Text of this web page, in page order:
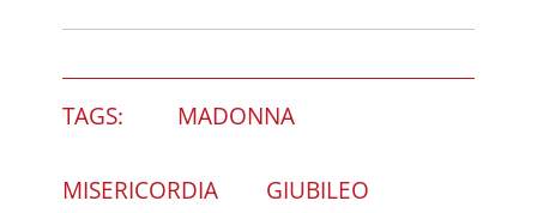
TAGS: MADONNA
MISERICORDIA GIUBILEO